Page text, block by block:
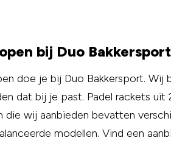
bij Duo Bakkersport
doe je bij Duo Bakkersport.
dat bij je past. Padel rackets
die wij aanbieden bevatten
modellen. Vind een